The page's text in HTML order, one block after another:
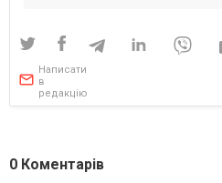
Написати
в
редакцію
0 Коментарів